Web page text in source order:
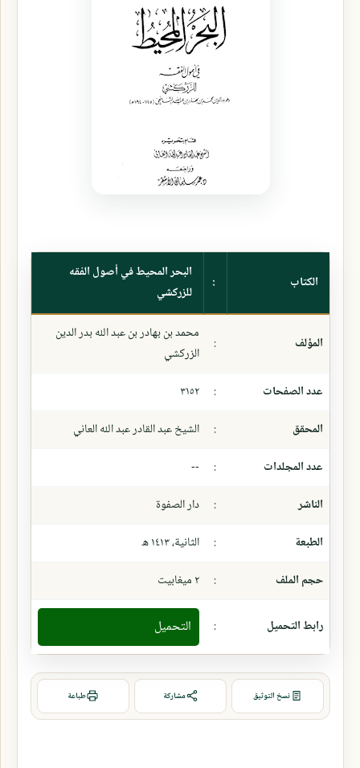
الكتاب :
البحر المحيط في أصول الفقه
للزركشي
المؤلف :
محمد بن بهادر بن عبد الله بدر الدين
الزركشي
عدد الصفحات
:
٣١٥٢
المحقق
:
الشيخ عبد القادر عبد الله العاني
عدد المجلدات
:
--
الناشر
:
دار الصفوة
الطبعة
:
الثانية، ١٤١٣ ھ
حجم الملف
: ٢ ميغابيت
رابط التحميل : التحميل
نسخ التوثيق مشاركة طباعة